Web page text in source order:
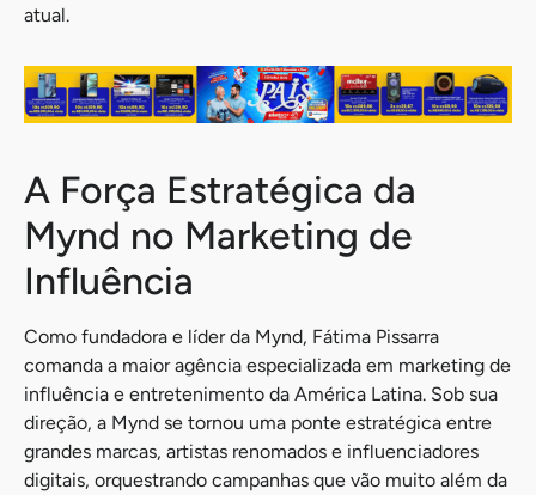
atual.
A Força Estratégica da
Mynd no Marketing de
Influência
Como fundadora e líder da Mynd, Fátima Pissarra
comanda a maior agência especializada em marketing de
influência e entretenimento da América Latina. Sob sua
direção, a Mynd se tornou uma ponte estratégica entre
grandes marcas, artistas renomados e influenciadores
digitais, orquestrando campanhas que vão muito além da